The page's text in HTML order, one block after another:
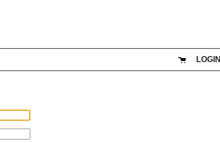
LOGIN